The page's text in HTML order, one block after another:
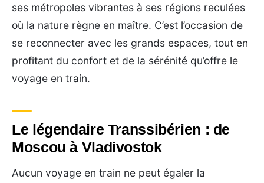
ses métropoles vibrantes à ses régions reculées
où la nature règne en maître. C’est l’occasion de
se reconnecter avec les grands espaces, tout en
profitant du confort et de la sérénité qu’offre le
voyage en train.
Le légendaire Transsibérien : de
Moscou à Vladivostok
Aucun voyage en train ne peut égaler la